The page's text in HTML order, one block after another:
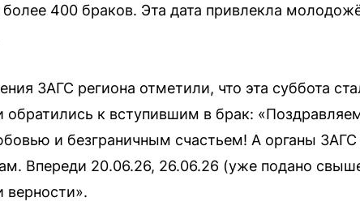
400 браков. Эта дата привлекла
ЗАГС региона отметили, что эта суббота
обратились к вступившим в брак:
и безграничным счастьем! А органы
Впереди 20.06.26, 26.06.26 (уже подано